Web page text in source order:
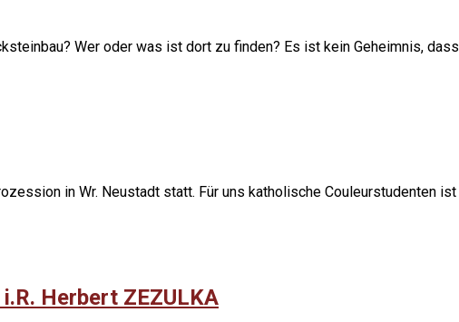
Wer oder was ist dort zu finden? Es ist kein Geheimnis, dass
in Wr. Neustadt statt. Für uns katholische Couleurstudenten ist
Herbert ZEZULKA